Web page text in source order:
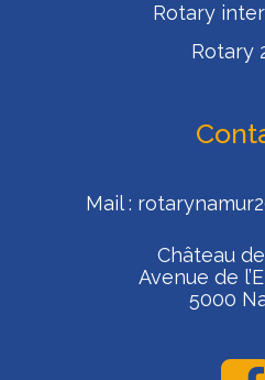
Rotary
Rotary
Mail :
Château
Avenue de
5000